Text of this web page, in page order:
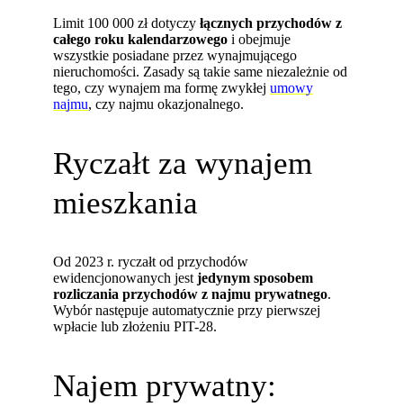
Limit 100 000 zł dotyczyłącznych przychodów z
całego roku kalendarzowego i obejmuje
wszystkie posiadane przez wynajmującego
nieruchomości. Zasady są takie same niezależnie od
tego, czy wynajem ma formę zwykłejumowy
najmu, czy najmu okazjonalnego.
Ryczałt za wynajem
mieszkania
Od 2023 r. ryczałt od przychodów
ewidencjonowanych jestjedynym sposobem
rozliczania przychodów z najmu prywatnego.
Wybór następuje automatycznie przy pierwszej
wpłacie lub złożeniu PIT-28.
Najem prywatny: